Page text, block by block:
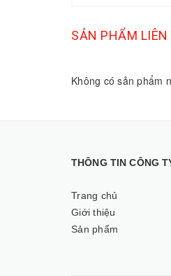
SẢN PHẨM LIÊN
Không có sản phẩm
THÔNG TIN CÔNG
Trang chủ
Giới thiệu
Sản phẩm